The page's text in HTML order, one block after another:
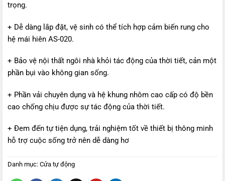
trọng.
+ Dễ dàng lắp đặt, vệ sinh có thể tích hợp cảm biến rung cho
hệ mái hiên AS-020.
+ Bảo vệ nội thất ngôi nhà khỏi tác động của thời tiết, cản một
phần bụi vào không gian sống.
+ Phần vải chuyên dụng và hệ khung nhôm cao cấp có độ bền
cao chống chịu được sự tác động của thời tiết.
+ Đem đến tự tiện dụng, trải nghiệm tốt về thiết bị thông minh
hỗ trợ cuộc sống trở nên dễ dàng hơ
Danh mục: Cửa tự động